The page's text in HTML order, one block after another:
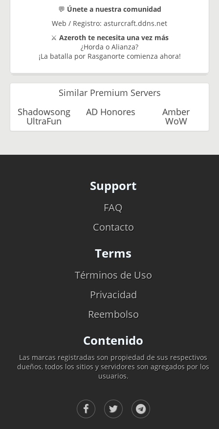
💬 Únete a nuestra comunidad
Web / Registro: asturcraft.ddns.net
⚔️ Azeroth te necesita una vez más
¿Horda o Alianza?
¡La batalla por Rasganorte comienza ahora!
Similar Premium Servers
Shadowsong
UltraFun
AD Honores Amber
WoW
Support
FAQ
Contacto
Terms
Términos de Uso
Privacidad
Reembolso
Contenido
Las marcas registradas son propiedad de sus respectivos
dueños, todos los sitios y servidores son agregados por los
usuarios.